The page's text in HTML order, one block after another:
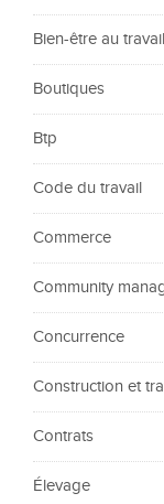
Bien-être au travail
Boutiques
Btp
Code du travail
Commerce
Community
Concurrence
Construction et
Contrats
Élevage